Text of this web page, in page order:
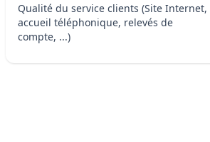
Qualité du service clients (Site Internet,
accueil téléphonique, relevés de
compte, ...)